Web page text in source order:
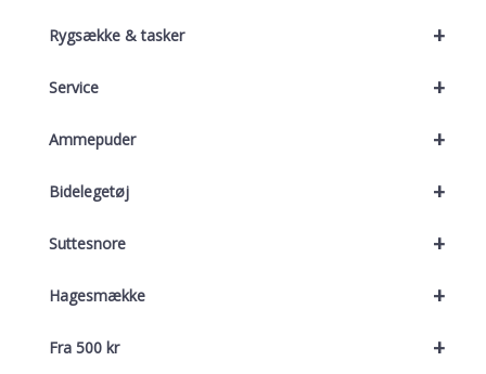
+
Rygsække & tasker
+
Service
+
Ammepuder
+
Bidelegetøj
+
Suttesnore
+
Hagesmække
+
Fra 500 kr